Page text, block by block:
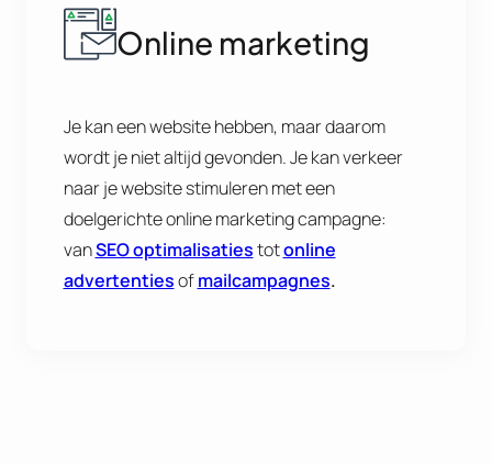
Online marketing
Je kan een website hebben, maar daarom
wordt je niet altijd gevonden. Je kan verkeer
naar je website stimuleren met een
doelgerichte online marketing campagne:
vanSEO optimalisatiestotonline
advertentiesofmailcampagnes.